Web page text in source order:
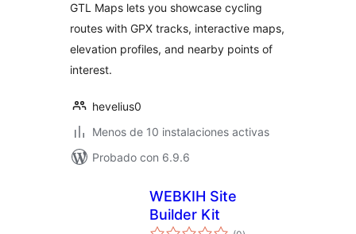
GTL Maps lets you showcase cycling
routes with GPX tracks, interactive maps,
elevation profiles, and nearby points of
interest.
hevelius0
Menos de 10 instalaciones activas
Probado con 6.9.6
WEBKIH Site
Builder Kit
valoraciones